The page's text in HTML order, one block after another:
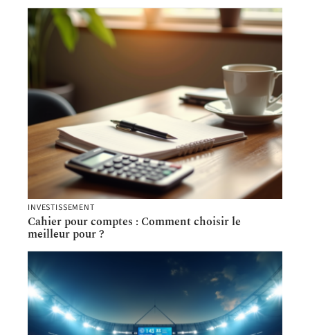
INVESTISSEMENT
Cahier pour comptes : Comment choisir le
meilleur pour ?